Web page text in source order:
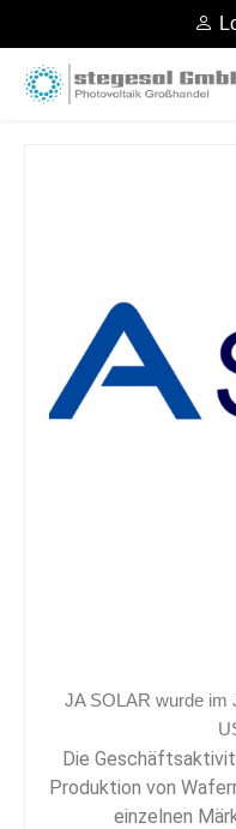
JA SOLAR wurde im
Die
Produktion von
einzelnen